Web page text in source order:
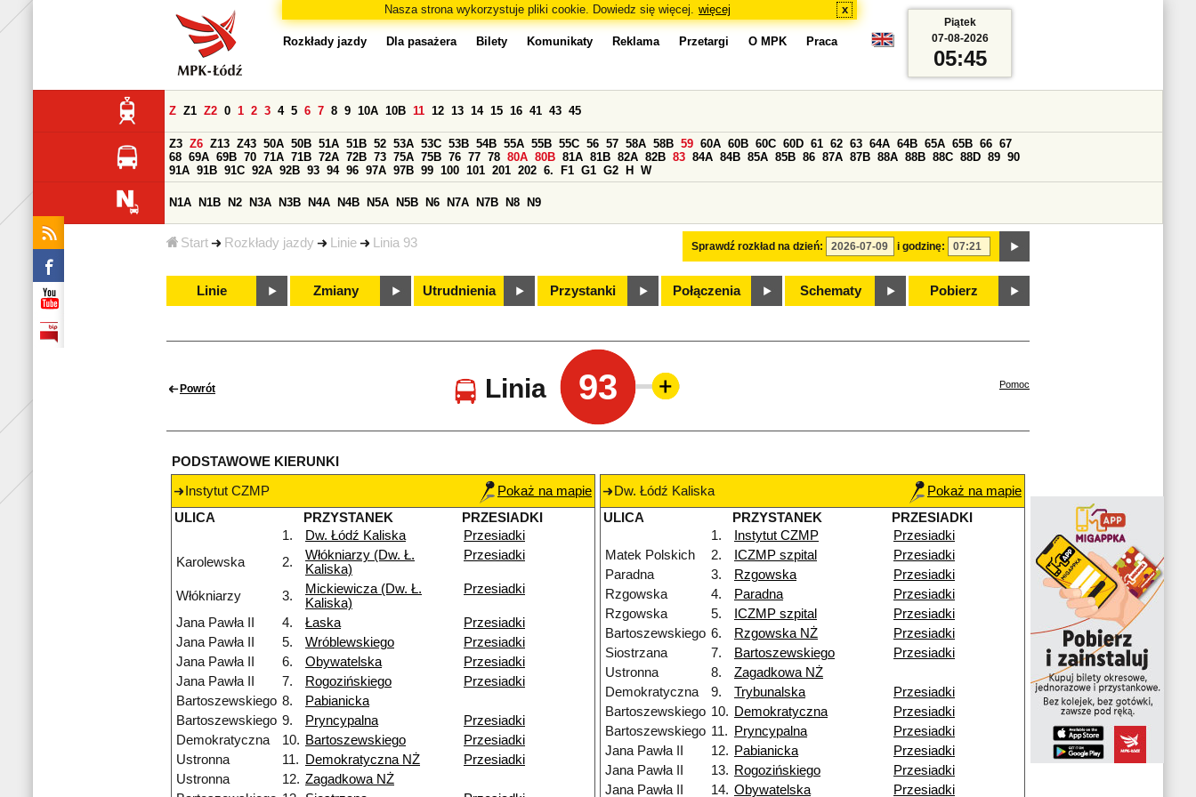
Nasza strona wykorzystuje pliki cookie. Dowiedz się więcej. więcej x
Start Rozkłady jazdy Linie Linia 93
Rozkłady jazdy Dla pasażera Bilety Komunikaty Reklama Przetargi O MPK Praca
Sprawdź rozkład na dzień: i godzinę:
Z Z1 Z2 0 1 2 3 4 5 6 7 8 9 10A 10B 11 12 13 14 15 16 41 43 45
Z3 Z6 Z13 Z43 50A 50B 51A 51B 52 53A 53C 53B 54B 55A 55B 55C 56 57 58A 58B 59 60A 60B 60C 60D 61 62 63 64A 64B 65A 65B 66 67
68 69A 69B 70 71A 71B 72A 72B 73 75A 75B 76 77 78 80A 80B 81A 81B 82A 82B 83 84A 84B 85A 85B 86 87A 87B 88A 88B 88C 88D 89 90
91A 91B 91C 92A 92B 93 94 96 97A 97B 99 100 101 201 202 6. F1 G1 G2 H W
N1A N1B N2 N3A N3B N4A N4B N5A N5B N6 N7A N7B N8 N9
Linie Zmiany Utrudnienia Przystanki Połączenia Schematy Pobierz
Piątek
07-08-2026
05:45
Powrót Linia 93 Pomoc
PODSTAWOWE KIERUNKI
Instytut CZMP
Pokaż na mapie
ULICA
PRZYSTANEK
PRZESIADKI
1.
Dw. Łódź Kaliska
Przesiadki
Karolewska
2.
Włókniarzy (Dw. Ł.
Kaliska)
Przesiadki
Włókniarzy 3.
Mickiewicza (Dw. Ł.
Kaliska)
Przesiadki
Jana Pawła II 4. Łaska
Przesiadki
Jana Pawła II
5. Wróblewskiego
Przesiadki
Jana Pawła II
6. Obywatelska
Przesiadki
Jana Pawła II
7. Rogozińskiego
Przesiadki
Bartoszewskiego 8.
Pabianicka
Bartoszewskiego 9. Pryncypalna
Przesiadki
Demokratyczna
10. Bartoszewskiego
Przesiadki
Ustronna
11. Demokratyczna NŻ
Przesiadki
Ustronna
12. Zagadkowa NŻ
Dw. Łódź Kaliska
Pokaż na mapie
ULICA
PRZYSTANEK
PRZESIADKI
1.
Instytut CZMP
Przesiadki
Matek Polskich
2. ICZMP szpital
Przesiadki
Paradna
3. Rzgowska
Przesiadki
Rzgowska
4. Paradna
Przesiadki
Rzgowska
5. ICZMP szpital
Przesiadki
Bartoszewskiego 6. Rzgowska NŻ
Przesiadki
Siostrzana
7. Bartoszewskiego
Przesiadki
Ustronna
8.
Zagadkowa NŻ
Demokratyczna
9. Trybunalska
Przesiadki
Bartoszewskiego 10. Demokratyczna
Przesiadki
Bartoszewskiego 11. Pryncypalna
Przesiadki
Jana Pawła II
12. Pabianicka
Przesiadki
Jana Pawła II
13. Rogozińskiego
Przesiadki
Jana Pawła II
14. Obywatelska Przesiadki